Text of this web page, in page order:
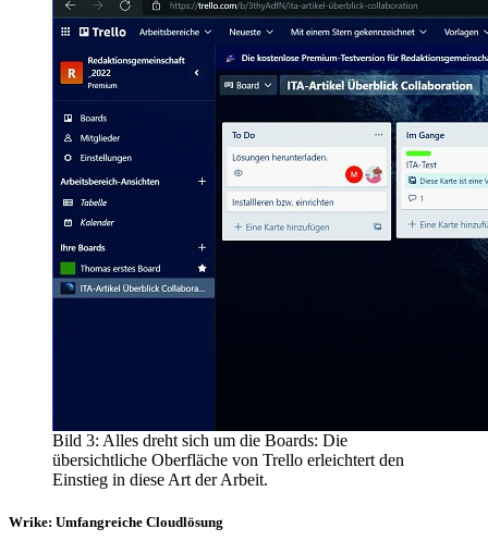
Bild 3: Alles dreht sich um die Boards: Die
übersichtliche Oberfläche von Trello erleichtert den
Einstieg in diese Art der Arbeit.
Wrike: Umfangreiche Cloudlösung